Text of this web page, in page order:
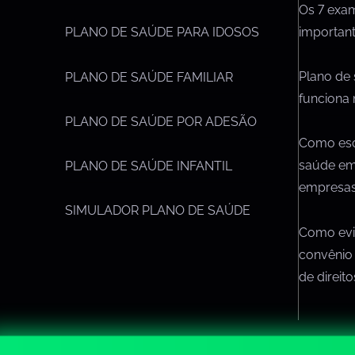
PLANO DE SAÚDE PARA IDOSOS
PLANO DE SAÚDE FAMILIAR
PLANO DE SAÚDE POR ADESÃO
PLANO DE SAÚDE INFANTIL
SIMULADOR PLANO DE SAÚDE
Os 7
Plano de
funciona
Como
saúde
Como
de